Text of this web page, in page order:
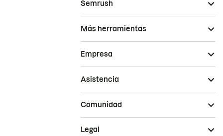
Semrush
Más herramientas
Empresa
Asistencia
Comunidad
Legal